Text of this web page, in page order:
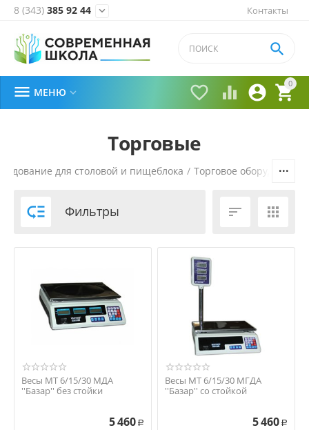
Контакты
8 (343) 385 92 44 
0


 

 МЕНЮ 
Торговые
для столовой и пищеблока / Торговое оборудование
 Фильтры  
Весы МТ 6/15/30 МДА
''Базар'' без стойки
5 460 Р
Весы МТ 6/15/30 МГДА
''Базар'' со стойкой
5 460 Р